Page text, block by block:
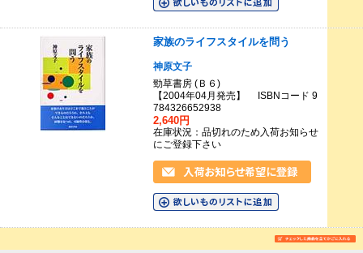
家族のライフスタイルを問う
神原文子
勁草書房 (Ｂ６)
【2004年04月発売】 ISBNコード 9
784326652938
2,640円
在庫状況：品切れのため入荷お知らせ
にご登録下さい